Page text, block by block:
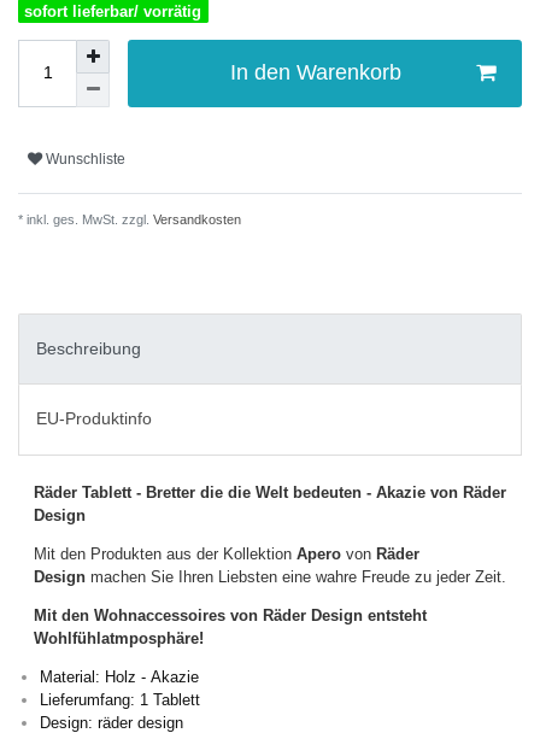
sofort lieferbar/ vorrätig
In den Warenkorb
Wunschliste
* inkl. ges. MwSt. zzgl. Versandkosten
Beschreibung
EU-Produktinfo
Räder Tablett - Bretter die die Welt bedeuten - Akazie von Räder
Design
Mit den Produkten aus der Kollektion Apero von Räder
Design machen Sie Ihren Liebsten eine wahre Freude zu jeder Zeit.
Mit den Wohnaccessoires von Räder Design entsteht
Wohlfühlatmposphäre!
Material: Holz - Akazie
Lieferumfang: 1 Tablett
Design: räder design